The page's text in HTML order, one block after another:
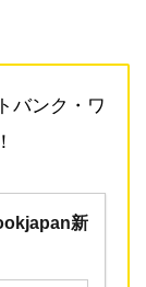
バンク・ワ
新